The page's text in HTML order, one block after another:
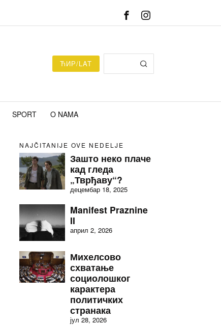
ЋИР/LAT
SPORT O NAMA
NAJČITANIJE OVE NEDELJE
Зашто неко плаче
кад гледа
„Тврђаву“?
децембар 18, 2025
Manifest Praznine
II
април 2, 2026
Михелсово
схватање
социолошког
карактера
политичких
странака
јул 28, 2026